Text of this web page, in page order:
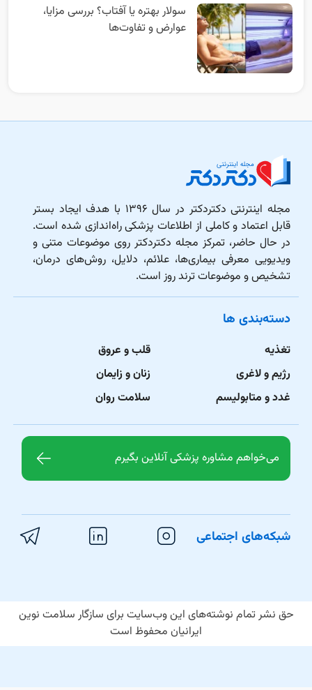
سولار بهتره یا آفتاب؟ بررسی مزایا،
عوارض و تفاوت‌ها
مجله اینترنتی دکتردکتر در سال ۱۳۹۶ با هدف ایجاد بستر
قابل اعتماد و کاملی از اطلاعات پزشکی راه‌اندازی شده است.
در حال حاضر، تمرکز مجله دکتردکتر روی موضوعات متنی و
ویدیویی معرفی بیماری‌ها، علائم، دلایل، روش‌های درمان،
تشخیص و موضوعات ترند روز است.
دسته‌بندی ها
تغذیه
رژیم و لاغری
غدد و متابولیسم
قلب و عروق
زنان و زایمان
سلامت روان
می‌خواهم مشاوره پزشکی آنلاین بگیرم
شبکه‌های اجتماعی
حق نشر تمام نوشته‌های این وب‌سایت برای سازگار سلامت نوین
ایرانیان محفوظ است